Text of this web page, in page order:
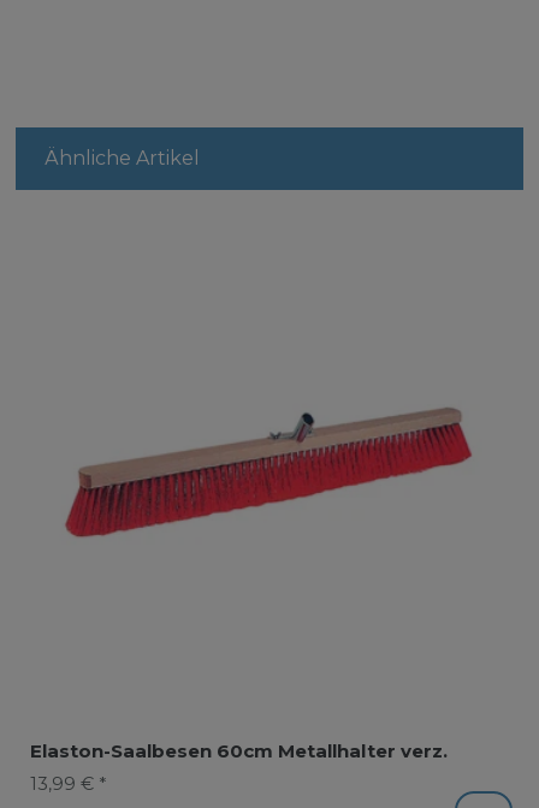
Ähnliche Artikel
Elaston-Saalbesen 60cm Metallhalter verz.
13,99 € *